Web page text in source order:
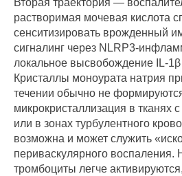
Вторая траектория —
растворимая мочевая кислота
сенситизировать врожденный
сигналинг через
локальное высвобождение
Кристаллы моноурата натрия
течении обычно не
микрокристаллизация в тканях
или в зонах турбулентного
возможна и может служить
периваскулярного
тромбоциты легче